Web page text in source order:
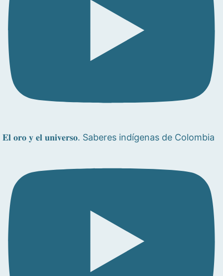
𝐄𝐥 𝐨𝐫𝐨 𝐲 𝐞𝐥 𝐮𝐧𝐢𝐯𝐞𝐫𝐬𝐨. Saberes indígenas de Colombia